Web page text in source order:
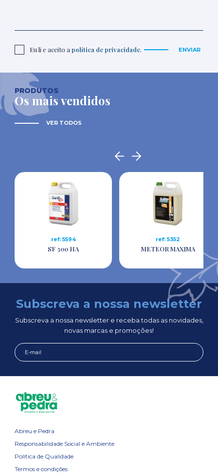
Eu li e aceito a política de privacidade. ENVIAR
PRODUTOS
Os mais vendidos
VER TODOS
ref: 5594
SF 300 HA
ref: 5352
METEOR MAXIMA
Subscreva a nossa newsletter
Subscreva a nossa newsletter e receba todas as novidades,
novas marcas e promoções!
Abreu e Pedra
Responsabilidade Social e Ambiente
Política de Qualidade
Termos e condições